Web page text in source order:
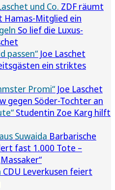
und Co. ZDF räumt
Mitglied ein
So lief die Luxus-
passen“ Joe Laschet
ein striktes
Promi“ Joe Laschet
gegen Söder-Tochter an
Studentin Zoe Karg hilft
Suwaida Barbarische
fast 1.000 Tote –
CDU Leverkusen feiert